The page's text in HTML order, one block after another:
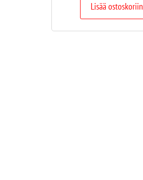
Lisää ostoskoriin